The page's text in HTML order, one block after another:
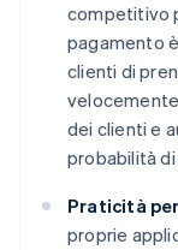
competitivo
pagamento
clienti di
dei clienti e
probabilità
Praticità
proprie